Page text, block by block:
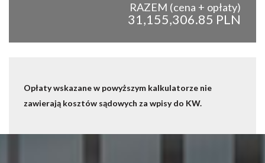
RAZEM (cena + opłaty)
31,155,306.85 PLN
Opłaty wskazane w powyższym kalkulatorze nie
zawierają kosztów sądowych za wpisy do KW.